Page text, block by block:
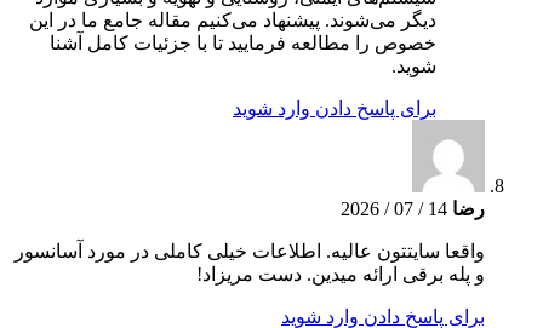
دیگر می‌شوند. پیشنهاد می‌کنیم مقاله جامع ما در این
خصوص را مطالعه فرمایید تا با جزئیات کامل آشنا
شوید.
برای پاسخ دادن وارد شوید
رضا 14 / 07 / 2026
واقعا سایتتون عالیه. اطلاعات خیلی کاملی در مورد آسانسور
و پله برقی ارائه میدین. دست مریزاد!
برای پاسخ دادن وارد شوید